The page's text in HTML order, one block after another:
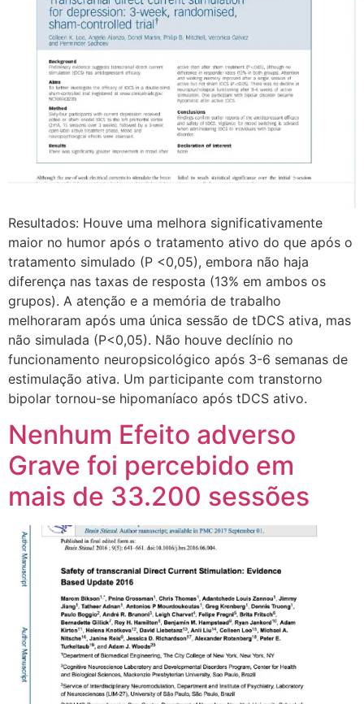
Resultados: Houve uma melhora significativamente
maior no humor após o tratamento ativo do que após o
tratamento simulado (P <0,05), embora não haja
diferença nas taxas de resposta (13% em ambos os
grupos). A atenção e a memória de trabalho
melhoraram após uma única sessão de tDCS ativa, mas
não simulada (P<0,05). Não houve declínio no
funcionamento neuropsicológico após 3-6 semanas de
estimulação ativa. Um participante com transtorno
bipolar tornou-se hipomaníaco após tDCS ativo.
Nenhum Efeito adverso
Grave foi percebido em
mais de 33.200 sessões